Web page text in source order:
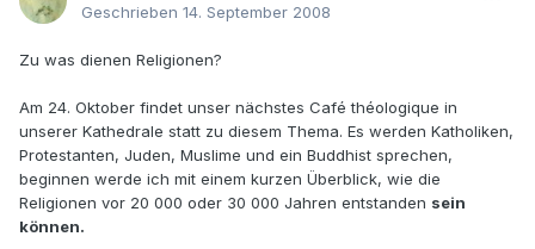
Geschrieben 14. September 2008
Zu was dienen Religionen?
Am 24. Oktober findet unser nächstes Café théologique in
unserer Kathedrale statt zu diesem Thema. Es werden Katholiken,
Protestanten, Juden, Muslime und ein Buddhist sprechen,
beginnen werde ich mit einem kurzen Überblick, wie die
Religionen vor 20 000 oder 30 000 Jahren entstanden sein
können.